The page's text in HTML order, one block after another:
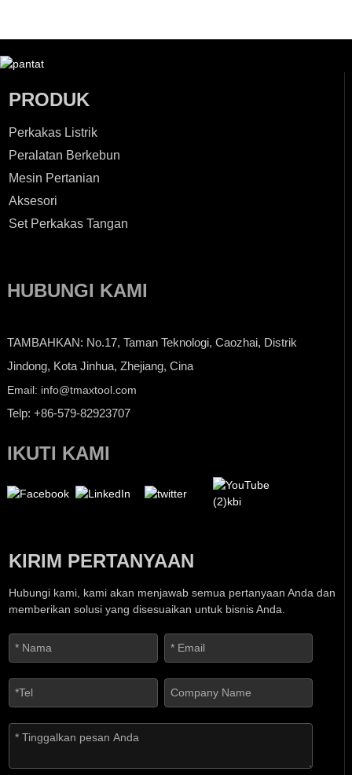
PRODUK
Perkakas Listrik
Peralatan Berkebun
Mesin Pertanian
Aksesori
Set Perkakas Tangan
HUBUNGI KAMI
TAMBAHKAN: No.17, Taman Teknologi, Caozhai, Distrik
Jindong, Kota Jinhua, Zhejiang, Cina
Email: info@tmaxtool.com
Telp: +86-579-82923707
IKUTI KAMI
KIRIM PERTANYAAN
Hubungi kami, kami akan menjawab semua pertanyaan Anda dan
memberikan solusi yang disesuaikan untuk bisnis Anda.